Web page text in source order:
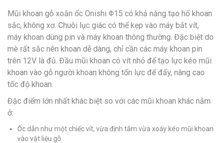
Mũi khoan gỗ xoắn ốc Onishi Φ15 có khả năng tạo hố khoan
sắc, không xơ. Chuôi lục giác có thể kẹp vào máy bắt vít,
máy khoan dùng pin và máy khoan thông thường. Đặc biệt do
mè rất sắc nên khoan dễ dàng, chỉ cần các máy khoan pin
trên 12V là đủ. Đầu mũi khoan có vít nhỏ để tạo lực kéo mũi
khoan vào gỗ người khoan không tốn lực để đẩy, nâng cao
tốc độ khoan.
Đặc điểm lớn nhất khác biệt so với các mũi khoan khác nằm
ở:
Ốc dẫn như một chiếc vít, vừa định tâm vừa xoáy kéo mũi khoan
vào vật liệu gỗ